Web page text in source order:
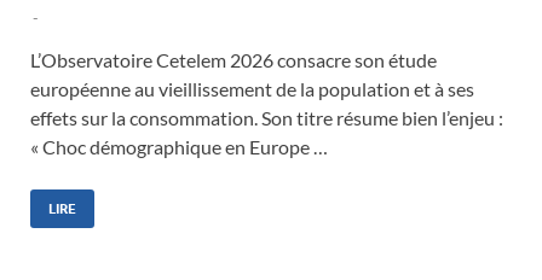
-
L’Observatoire Cetelem 2026 consacre son étude
européenne au vieillissement de la population et à ses
effets sur la consommation. Son titre résume bien l’enjeu :
« Choc démographique en Europe …
LIRE